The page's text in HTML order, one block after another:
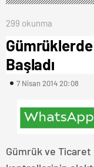
299 okunma
Başladı
7 Nisan 2014 20:08
Gümrük ve Ticaret